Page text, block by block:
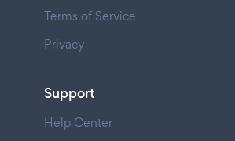
Terms of Service
Privacy
Support
Help Center